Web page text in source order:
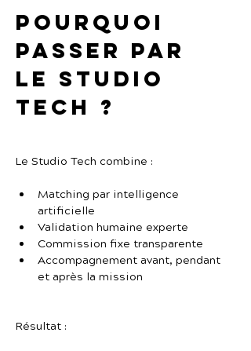
Pourquoi
passer par
Le Studio
Tech ?
Le Studio Tech combine :
Matching par intelligence
artificielle
Validation humaine experte
Commission fixe transparente
Accompagnement avant, pendant
et après la mission
Résultat :